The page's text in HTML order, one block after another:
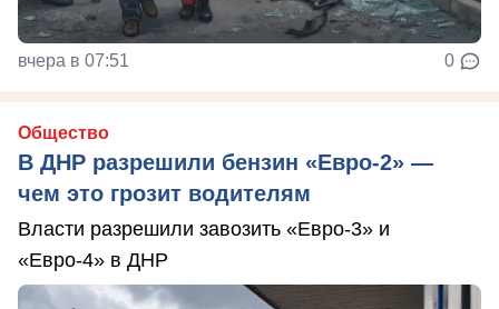
вчера в 07:51 0
Общество
В ДНР разрешили бензин «Евро-2» —
чем это грозит водителям
Власти разрешили завозить «Евро-3» и
«Евро-4» в ДНР